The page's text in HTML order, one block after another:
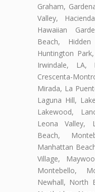
Graham,
Valley,
Hawaiian
Beach,
Huntington
Irwindale, LA,
Crescenta-
Mirada, La
Laguna Hill,
Lakewood,
Leona Valley,
Beach,
Manhattan
Village,
Montebello,
Newhall, North